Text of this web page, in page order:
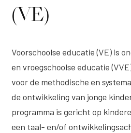
(VE)
Voorschoolse educatie (VE) is
en vroegschoolse educatie
voor de methodische en
de ontwikkeling van jonge
programma is gericht op
een taal- en/of